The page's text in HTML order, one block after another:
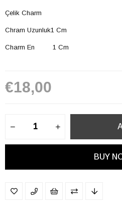
Çelik Charm
Chram Uzunluk1 Cm
Charm En 1 Cm
€18,00